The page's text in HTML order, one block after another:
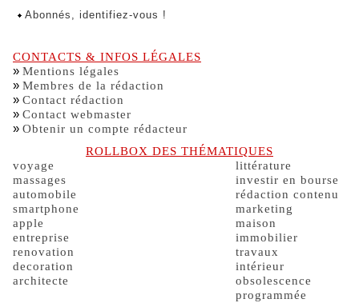
Abonnés, identifiez-vous !
CONTACTS & INFOS LÉGALES
» Mentions légales
» Membres de la rédaction
» Contact rédaction
» Contact webmaster
» Obtenir un compte rédacteur
ROLLBOX DES THÉMATIQUES
voyage
massages
automobile
smartphone
apple
entreprise
renovation
decoration
architecte
littérature
investir en bourse
rédaction contenu
marketing
maison
immobilier
travaux
intérieur
obsolescence
programmée